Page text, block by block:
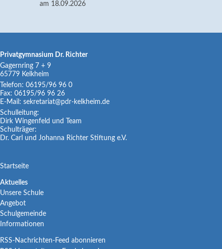
am 18.09.2026
Privatgymnasium Dr. Richter
Gagernring 7 + 9
65779 Kelkheim
Telefon: 06195/96 96 0
Fax: 06195/96 96 26
E-Mail: sekretariat@pdr-kelkheim.de
Schulleitung:
Dirk Wingenfeld und Team
Schulträger:
Dr. Carl und Johanna Richter Stiftung e.V.
Navigation
Startseite
Navigation
überspringen
Aktuelles
Unsere Schule
Angebot
Schulgemeinde
Informationen
RSS-Nachrichten-Feed abonnieren